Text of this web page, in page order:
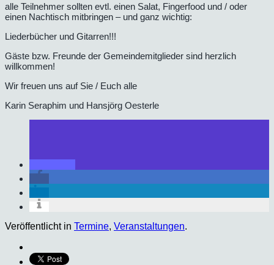
alle Teilnehmer sollten evtl. einen Salat, Fingerfood und / oder
einen Nachtisch mitbringen – und ganz wichtig:
Liederbücher und Gitarren!!!
Gäste bzw. Freunde der Gemeindemitglieder sind herzlich
willkommen!
Wir freuen uns auf Sie / Euch alle
Karin Seraphim und Hansjörg Oesterle
Veröffentlicht in Termine, Veranstaltungen.